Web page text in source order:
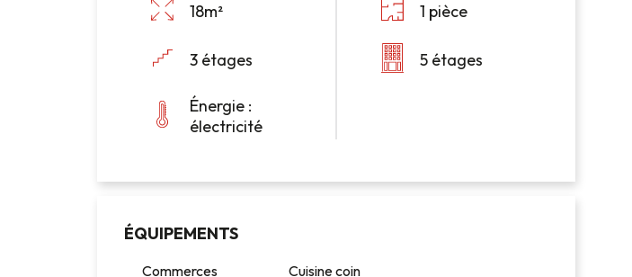
18m²
1 pièce
3 étages 5 étages
Énergie :
électricité
ÉQUIPEMENTS
Commerces
Cuisine coin